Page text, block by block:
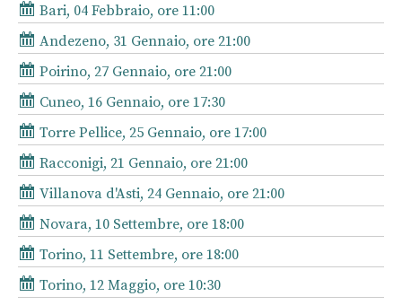
Bari, 04 Febbraio, ore 11:00
Andezeno, 31 Gennaio, ore 21:00
Poirino, 27 Gennaio, ore 21:00
Cuneo, 16 Gennaio, ore 17:30
Torre Pellice, 25 Gennaio, ore 17:00
Racconigi, 21 Gennaio, ore 21:00
Villanova d'Asti, 24 Gennaio, ore 21:00
Novara, 10 Settembre, ore 18:00
Torino, 11 Settembre, ore 18:00
Torino, 12 Maggio, ore 10:30